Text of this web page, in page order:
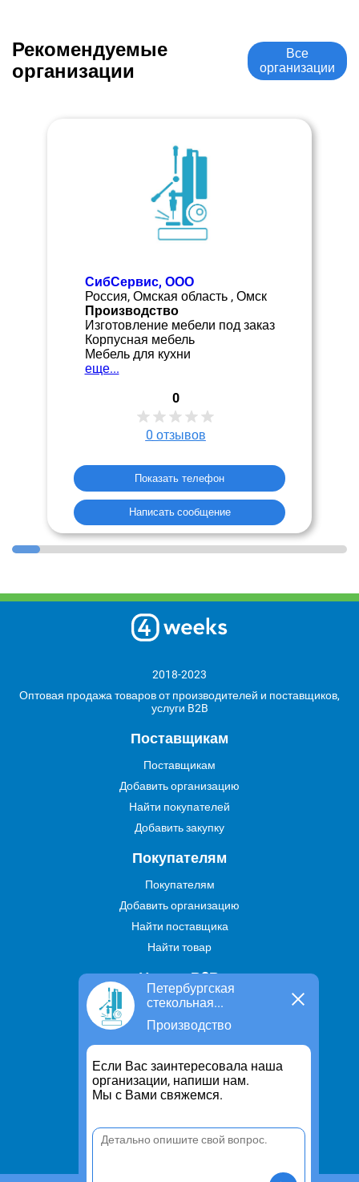
Рекомендуемые
организации
Все
организации
СибСервис, ООО
Россия, Омская область , Омск
Производство
Изготовление мебели под заказ
Корпусная мебель
Мебель для кухни
еще...
0
0 отзывов
Показать телефон
Написать сообщение
Петербургская
стекольная...
Производство
Если Вас заинтересовала наша
организации, напиши нам.
Мы с Вами свяжемся.
2018-2023
Оптовая продажа товаров от производителей и поставщиков,
услуги B2B
Поставщикам
Поставщикам
Добавить организацию
Найти покупателей
Добавить закупку
Покупателям
Покупателям
Добавить организацию
Найти поставщика
Найти товар
Услуги В2В
Найти услугу
Предложить свою услугу
Дропшиппинг
Транспортные услуги
Информация
Политика конфиденциальности